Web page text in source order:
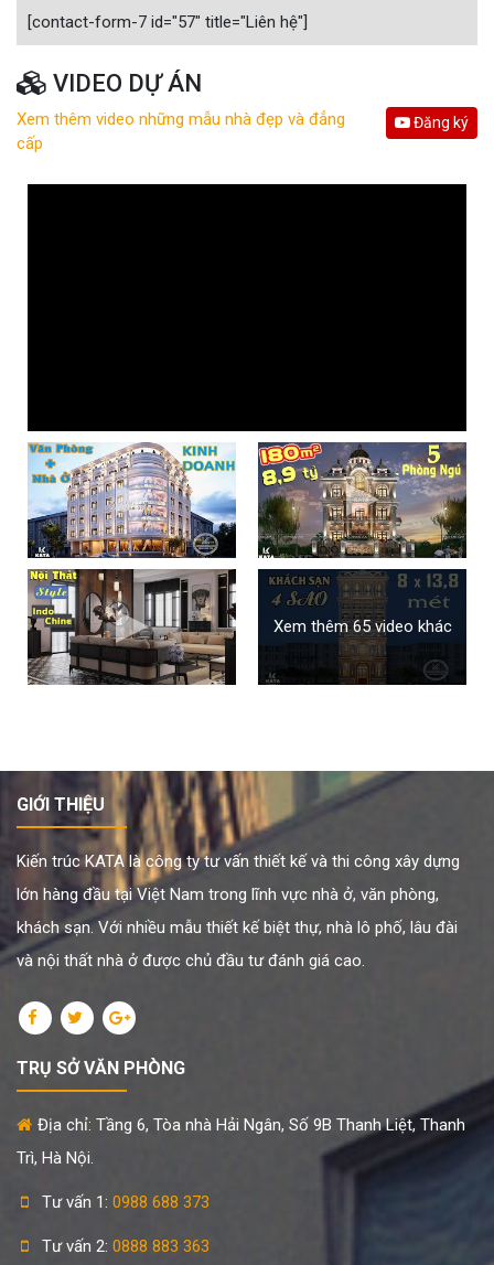
[contact-form-7 id="57" title="Liên hệ"]
VIDEO DỰ ÁN
Xem thêm video những mẫu nhà đẹp và đẳng
cấp
Đăng ký
Xem thêm 65 video khác
GIỚI THIỆU
Kiến trúc KATA là công ty tư vấn thiết kế và thi công xây dựng
lớn hàng đầu tại Việt Nam trong lĩnh vực nhà ở, văn phòng,
khách sạn. Với nhiều mẫu thiết kế biệt thự, nhà lô phố, lâu đài
và nội thất nhà ở được chủ đầu tư đánh giá cao.
TRỤ SỞ VĂN PHÒNG
Địa chỉ: Tầng 6, Tòa nhà Hải Ngân, Số 9B Thanh Liệt, Thanh
Trì, Hà Nội.
Tư vấn 1: 0988 688 373
Tư vấn 2: 0888 883 363